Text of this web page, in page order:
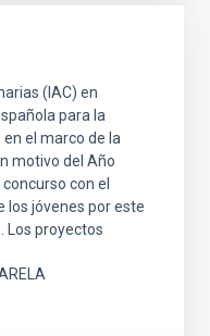
(IAC) en
para la
en el marco de la
motivo del Año
con el
los jóvenes por este
Los proyectos